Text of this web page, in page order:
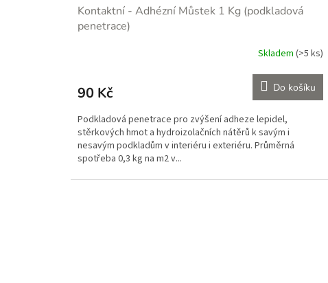
Kontaktní - Adhézní Můstek 1 Kg (podkladová
penetrace)
Skladem(>5 ks)
90 Kč Do košíku
Podkladová penetrace pro zvýšení adheze lepidel,
stěrkových hmot a hydroizolačních nátěrů k savým i
nesavým podkladům v interiéru i exteriéru. Průměrná
spotřeba 0,3 kg na m2 v...